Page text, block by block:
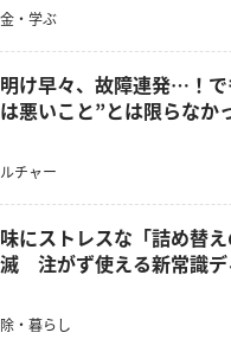
・学ぶ
け早々、故障連発…！で
悪いこと”とは限らなか
チャー
にストレスな「詰め替
注がず使える新常識デ
・暮らし